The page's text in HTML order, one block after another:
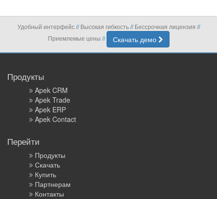
Удобный интерфейс//Высокая гибкость//Бессрочная лицензия //
Приемлемые цены // Скачать демо
Продукты
Apek CRM
Apek Trade
Apek ERP
Apek Contact
Перейти
Продукты
Скачать
Купить
Партнерам
Контакты